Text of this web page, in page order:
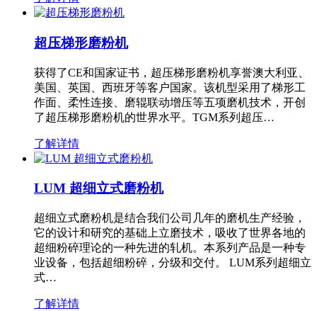
超压梯形磨粉机
获得了CE和国家证书，超压梯形磨粉机享誉澳大利亚、
美国、英国、西班牙等客户国家。该机型采用了梯形工
作面、柔性连接、磨辊联动增压等五项磨机技术，开创
了超压梯形磨粉机的世界水平。TGM系列超压…
了解详情
LUM 超细立式磨粉机
超细立式磨粉机是结合我们公司几年的磨机生产经验，
它的设计和研究的基础上立磨技术，吸收了世界各地的
超细粉碎理论的一种先进的轧机。本系列产品是一种专
业设备，包括超细粉碎，分级和交付。 LUM系列超细立
式…
了解详情